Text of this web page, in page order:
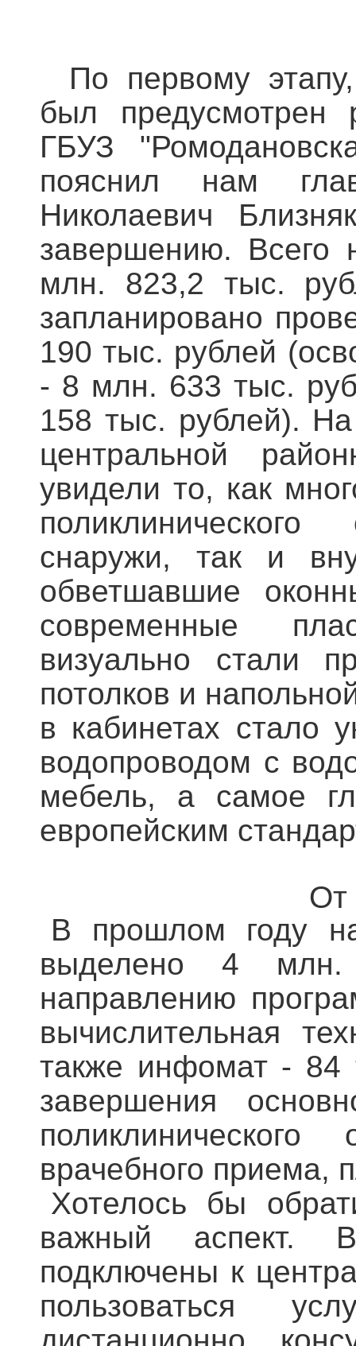
По первому
был предусмотрен
ГБУЗ
пояснил нам
Николаевич
завершению. Всего
млн. 823,2 тыс.
запланировано
190 тыс. рублей
- 8 млн. 633 тыс.
158 тыс. рублей).
центральной
увидели то, как
снаружи, так и
обветшавшие
современные
визуально стали
потолков и
в кабинетах стало
водопроводом с
мебель, а самое
европейским
От
В прошлом году
выделено 4
направлению
вычислительная
также инфомат - 84
завершения
врачебного приема,
Хотелось бы
важный аспект.
подключены к
пользоваться